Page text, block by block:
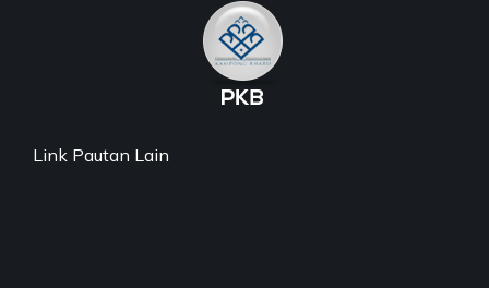
Link Pautan Lain